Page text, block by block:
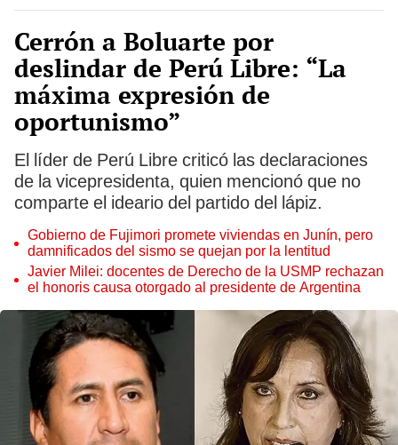
Cerrón a Boluarte por
deslindar de Perú Libre: “La
máxima expresión de
oportunismo”
El líder de Perú Libre criticó las declaraciones
de la vicepresidenta, quien mencionó que no
comparte el ideario del partido del lápiz.
Gobierno de Fujimori promete viviendas en Junín, pero
damnificados del sismo se quejan por la lentitud
Javier Milei: docentes de Derecho de la USMP rechazan
el honoris causa otorgado al presidente de Argentina